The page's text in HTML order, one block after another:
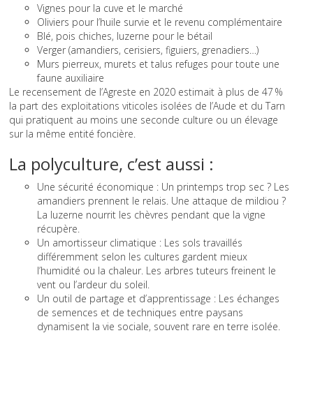
Vignes pour la cuve et le marché
Oliviers pour l’huile survie et le revenu complémentaire
Blé, pois chiches, luzerne pour le bétail
Verger (amandiers, cerisiers, figuiers, grenadiers…)
Murs pierreux, murets et talus refuges pour toute une
faune auxiliaire
Le recensement de l’Agreste en 2020 estimait à plus de 47 %
la part des exploitations viticoles isolées de l’Aude et du Tarn
qui pratiquent au moins une seconde culture ou un élevage
sur la même entité foncière.
La polyculture, c’est aussi :
Une sécurité économique : Un printemps trop sec ? Les
amandiers prennent le relais. Une attaque de mildiou ?
La luzerne nourrit les chèvres pendant que la vigne
récupère.
Un amortisseur climatique : Les sols travaillés
différemment selon les cultures gardent mieux
l’humidité ou la chaleur. Les arbres tuteurs freinent le
vent ou l’ardeur du soleil.
Un outil de partage et d’apprentissage : Les échanges
de semences et de techniques entre paysans
dynamisent la vie sociale, souvent rare en terre isolée.